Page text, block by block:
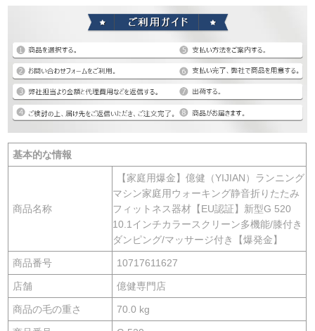
基本的な情報
商品名称
【家庭用爆金】億健（YIJIAN）ランニング
マシン家庭用ウォーキング静音折りたたみ
フィットネス器材【EU認証】新型G 520
10.1インチカラースクリーン多機能/膝付き
ダンピング/マッサージ付き【爆発金】
商品番号 10717611627
店舗 億健専門店
商品の毛の重さ 70.0 kg